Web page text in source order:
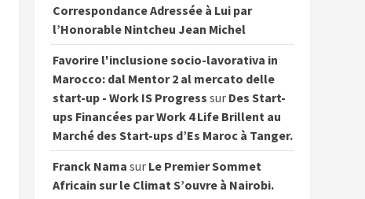
Correspondance Adressée à Lui par
l’Honorable Nintcheu Jean Michel
Favorire l'inclusione socio-lavorativa in
Marocco: dal Mentor 2 al mercato delle
start-up - Work IS Progress sur Des Start-
ups Financées par Work 4 Life Brillent au
Marché des Start-ups d’Es Maroc à Tanger.
Franck Nama sur Le Premier Sommet
Africain sur le Climat S’ouvre à Nairobi.